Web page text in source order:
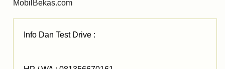
MobilBekas.com
Info Dan Test Drive :